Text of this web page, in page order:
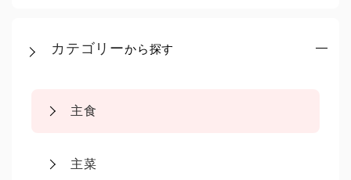
カテゴリーから探す
主食
主菜